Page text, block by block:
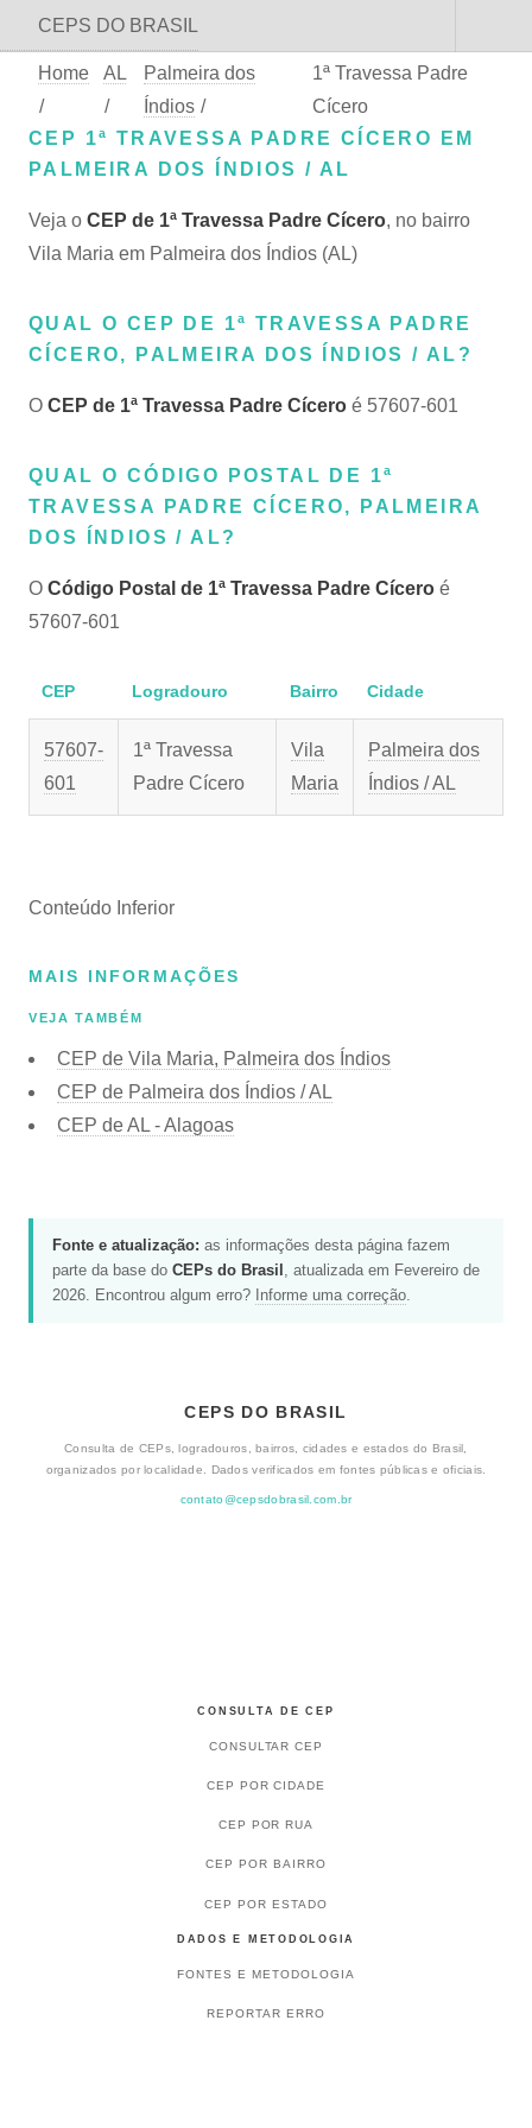
CEPS DO BRASIL
Home
/
AL
/
Palmeira dos
Índios /
1ª Travessa Padre
Cícero
CEP 1ª TRAVESSA PADRE CÍCERO EM
PALMEIRA DOS ÍNDIOS / AL
Veja o CEP de 1ª Travessa Padre Cícero, no bairro
Vila Maria em Palmeira dos Índios (AL)
QUAL O CEP DE 1ª TRAVESSA PADRE
CÍCERO, PALMEIRA DOS ÍNDIOS / AL?
O CEP de 1ª Travessa Padre Cícero é 57607-601
QUAL O CÓDIGO POSTAL DE 1ª
TRAVESSA PADRE CÍCERO, PALMEIRA
DOS ÍNDIOS / AL?
O Código Postal de 1ª Travessa Padre Cícero é
57607-601
CEP Logradouro Bairro Cidade
57607-
601
1ª Travessa
Padre Cícero
Vila
Maria
Palmeira dos
Índios / AL
Conteúdo Inferior
MAIS INFORMAÇÕES
VEJA TAMBÉM
CEP de Vila Maria, Palmeira dos Índios
CEP de Palmeira dos Índios / AL
CEP de AL - Alagoas
Fonte e atualização: as informações desta página fazem
parte da base do CEPs do Brasil , atualizada em Fevereiro de
2026. Encontrou algum erro? Informe uma correção.
CEPS DO BRASIL
Consulta de CEPs, logradouros, bairros, cidades e estados do Brasil,
organizados por localidade. Dados verificados em fontes públicas e oficiais.
contato@cepsdobrasil.com.br
CONSULTA DE CEP
CONSULTAR CEP
CEP POR CIDADE
CEP POR RUA
CEP POR BAIRRO
CEP POR ESTADO
DADOS E METODOLOGIA
FONTES E METODOLOGIA
REPORTAR ERRO